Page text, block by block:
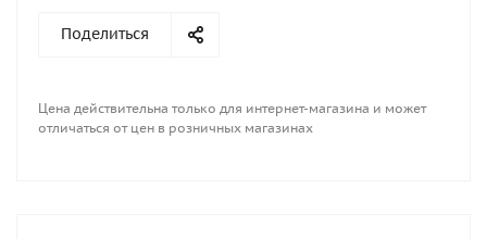
Поделиться
Цена действительна только для интернет-магазина и может
отличаться от цен в розничных магазинах